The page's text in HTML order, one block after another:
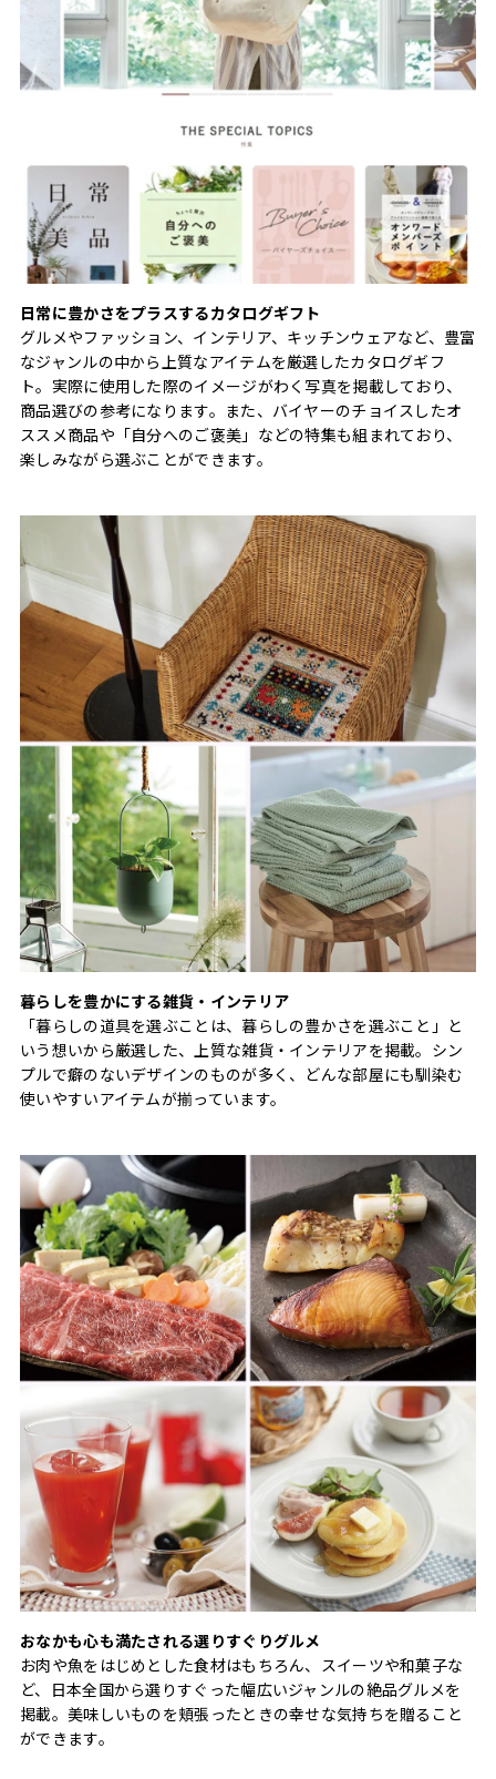
日常に豊かさをプラスするカタログギフト
グルメやファッション、インテリア、キッチンウェアなど、豊富
なジャンルの中から上質なアイテムを厳選したカタログギフ
ト。実際に使用した際のイメージがわく写真を掲載しており、
商品選びの参考になります。また、バイヤーのチョイスしたオ
ススメ商品や「自分へのご褒美」などの特集も組まれており、
楽しみながら選ぶことができます。
暮らしを豊かにする雑貨・インテリア
「暮らしの道具を選ぶことは、暮らしの豊かさを選ぶこと」と
いう想いから厳選した、上質な雑貨・インテリアを掲載。シン
プルで癖のないデザインのものが多く、どんな部屋にも馴染む
使いやすいアイテムが揃っています。
おなかも心も満たされる選りすぐりグルメ
お肉や魚をはじめとした食材はもちろん、スイーツや和菓子な
ど、日本全国から選りすぐった幅広いジャンルの絶品グルメを
掲載。美味しいものを頬張ったときの幸せな気持ちを贈ること
ができます。